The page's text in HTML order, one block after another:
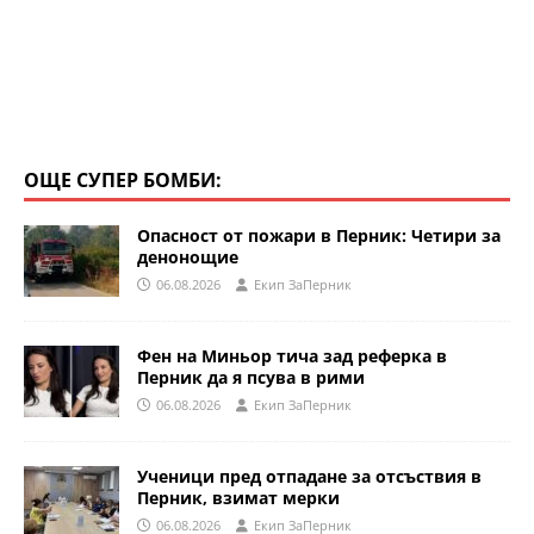
ОЩЕ СУПЕР БОМБИ:
Опасност от пожари в Перник: Четири за
денонощие
06.08.2026 Eкип ЗаПерник
Фен на Миньор тича зад реферка в
Перник да я псува в рими
06.08.2026 Eкип ЗаПерник
Ученици пред отпадане за отсъствия в
Перник, взимат мерки
06.08.2026 Eкип ЗаПерник